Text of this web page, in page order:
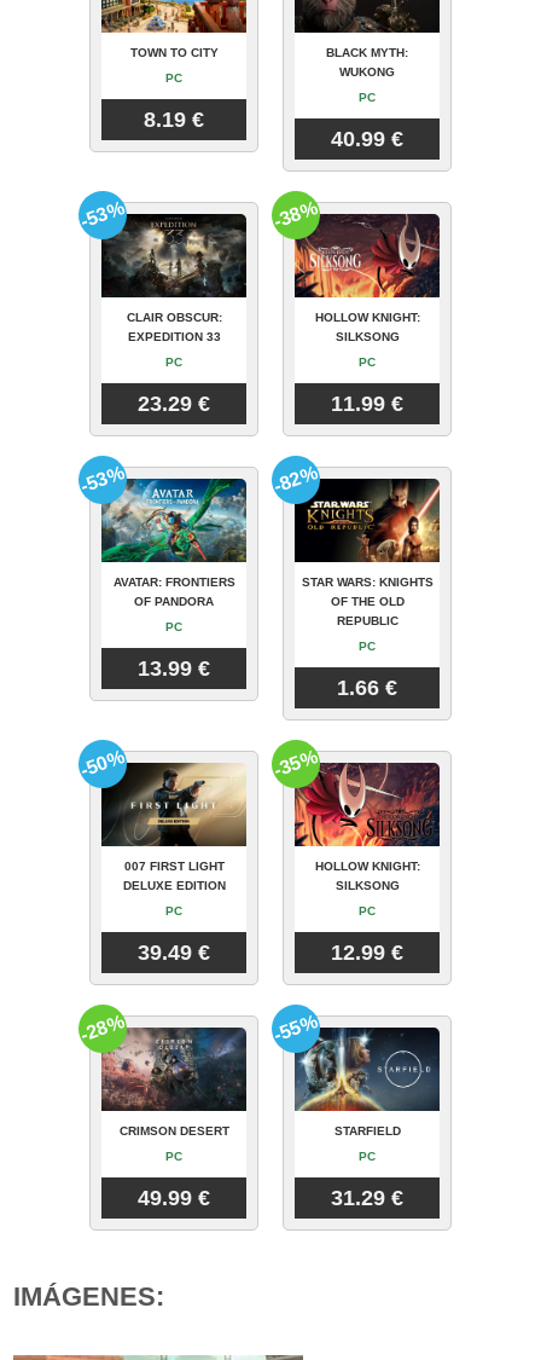
TOWN TO CITY
PC
8.19 €
BLACK MYTH:
WUKONG
PC
40.99 €
CLAIR OBSCUR:
EXPEDITION 33
PC
23.29 €
-53%
HOLLOW KNIGHT:
SILKSONG
PC
11.99 €
-38%
AVATAR: FRONTIERS
OF PANDORA
PC
13.99 €
-53%
STAR WARS: KNIGHTS
OF THE OLD
REPUBLIC
PC
1.66 €
-82%
007 FIRST LIGHT
DELUXE EDITION
PC
39.49 €
-50%
HOLLOW KNIGHT:
SILKSONG
PC
12.99 €
-35%
CRIMSON DESERT
PC
49.99 €
-28%
STARFIELD
PC
31.29 €
-55%
IMÁGENES: